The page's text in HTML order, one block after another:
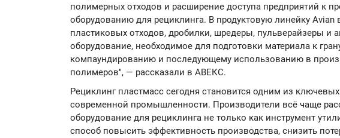
полимерных отходов и расширение доступа предприятий к
оборудованию для рециклинга. В продуктовую линейку Avian
пластиковых отходов, дробилки, шредеры, пульверайзеры и
оборудование, необходимое для подготовки материала к
компаундированию и последующему использованию в
полимеров", — рассказали в АВЕКС.
Рециклинг пластмасс сегодня становится одним из
современной промышленности. Производители всё чаще
оборудование для рециклинга не только как инструмент
способ повысить эффективность производства, снизить